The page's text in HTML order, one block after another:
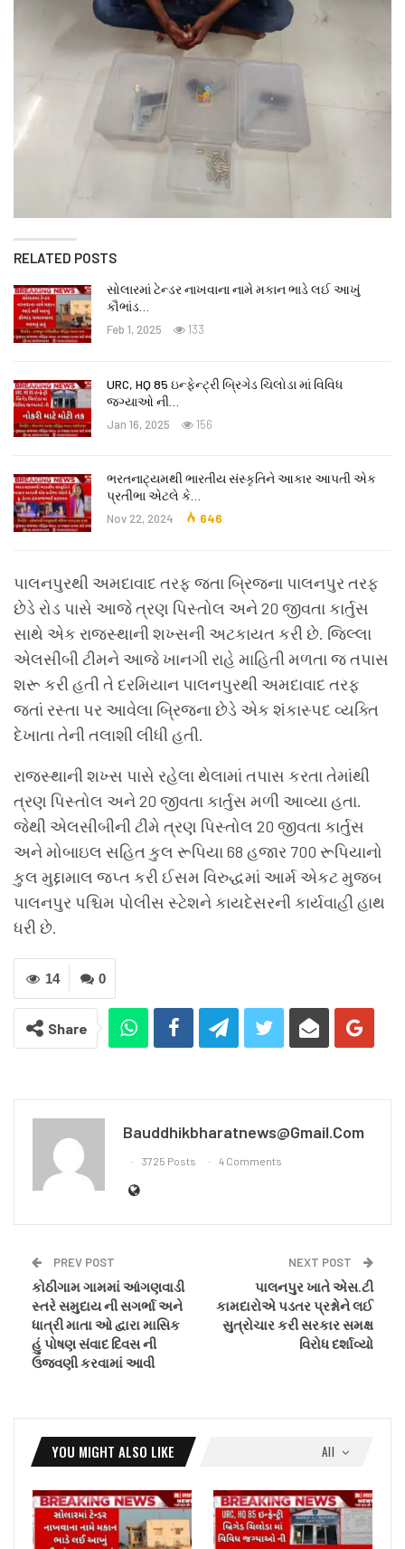
RELATED POSTS
સોલારમાં ટેન્ડર નાખવાના નામે મકાન ભાડે લઈ આખું
કૌભાંડ…
Feb 1, 2025 133
URC, HQ 85 ઇન્ફેન્ટ્રી બ્રિગેડ ચિલોડા માં વિવિધ
જગ્યાઓ ની…
Jan 16, 2025 156
ભરતનાટ્યમથી ભારતીય સંસ્કૃતિને આકાર આપતી એક
પ્રતીભા એટલે કે‌…
Nov 22, 2024 646
પાલનપુરથી અમદાવાદ તરફ જતા બ્રિજના પાલનપુર તરફ
છેડે રોડ પાસે આજે ત્રણ પિસ્તોલ અને 20 જીવતા કાર્તુસ
સાથે એક રાજસ્થાની શખ્સની અટકાયત કરી છે. જિલ્લા
એલસીબી ટીમને આજે ખાનગી રાહે માહિતી મળતા જ તપાસ
શરૂ કરી હતી તે દરમિયાન પાલનપુરથી અમદાવાદ તરફ
જતાં રસ્તા પર આવેલા બ્રિજના છેડે એક શંકાસ્પદ વ્યક્તિ
દેખાતા તેની તલાશી લીધી હતી.
રાજસ્થાની શખ્સ પાસે રહેલા થેલામાં તપાસ કરતા તેમાંથી
ત્રણ પિસ્તોલ અને 20 જીવતા કાર્તુસ મળી આવ્યા હતા.
જેથી એલસીબીની ટીમે ત્રણ પિસ્તોલ 20 જીવતા કાર્તુસ
અને મોબાઇલ સહિત કુલ રૂપિયા 68 હજાર 700 રૂપિયાનો
કુલ મુદ્દામાલ જપ્ત કરી ઈસમ વિરુદ્ધમાં આર્મ એકટ મુજબ
પાલનપુર પશ્ચિમ પોલીસ સ્ટેશને કાયદેસરની કાર્યવાહી હાથ
ધરી છે.
0
14
Share
Bauddhikbharatnews@gmail.com
3725 Posts 4 Comments
PREV POST
કોઠીગામ ગામમાં આંગણવાડી
સ્તરે સમુદાય ની સગર્ભા અને
ધાત્રી માતા ઓ દ્વારા માસિક
હું પોષણ સંવાદ દિવસ ની
ઉજવણી કરવામાં આવી
NEXT POST
પાલનપુર ખાતે એસ.ટી
કામદારોએ પડતર પ્રશ્નોને લઈ
સુત્રોચાર કરી સરકાર સમક્ષ
વિરોધ દર્શાવ્યો
All
YOU MIGHT ALSO LIKE